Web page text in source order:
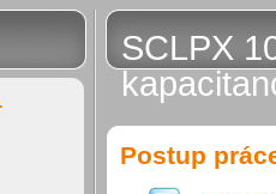
SCLPX
Postup